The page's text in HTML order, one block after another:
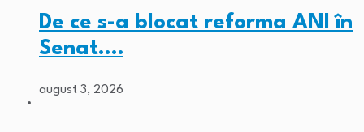
De ce s-a blocat reforma ANI în
Senat.…
august 3, 2026